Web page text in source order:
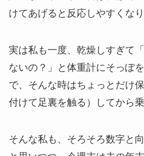
けてあげると反応しやすくなり
実は私も一度、乾燥しすぎて
ないの？」と体重計にそっぽ
で、そんな時はちょっとだけ
付けて足裏を触る）してから乗
そんな私も、そろそろ数字と